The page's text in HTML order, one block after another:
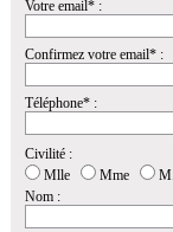
Votre email* :
Confirmez votre email* :
Téléphone* :
Civilité :
Mlle
Mme
M.
Nom :